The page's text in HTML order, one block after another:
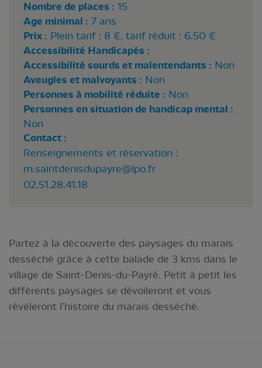
Nombre de places : 15
Age minimal : 7 ans
Prix : Plein tarif : 8 €, tarif réduit : 6.50 €
Accessibilité Handicapés :
Accessibilité sourds et malentendants : Non
Aveugles et malvoyants : Non
Personnes à mobilité réduite : Non
Personnes en situation de handicap mental :
Non
Contact :
Renseignements et réservation :
rn.saintdenisdupayre@lpo.fr
02.51.28.41.18
Partez à la découverte des paysages du marais
desséché grâce à cette balade de 3 kms dans le
village de Saint-Denis-du-Payré. Petit à petit les
différents paysages se dévoileront et vous
révéleront l’histoire du marais desséché.